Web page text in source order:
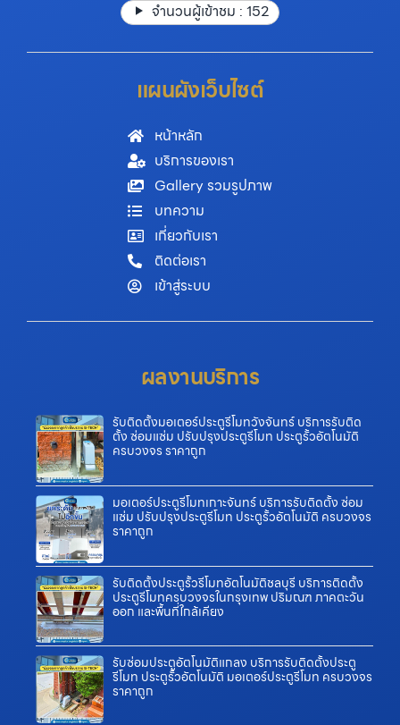
จำนวนผู้เข้าชม : 152
แผนผังเว็บไซต์
หน้าหลัก
บริการของเรา
Gallery รวมรูปภาพ
บทความ
เกี่ยวกับเรา
ติดต่อเรา
เข้าสู่ระบบ
ผลงานบริการ
รับติดตั้งมอเตอร์ประตูรีโมทวังจันทร์ บริการรับติด
ตั้ง ซ่อมแซ่ม ปรับปรุงประตูรีโมท ประตูรั้วอัตโนมัติ
ครบวงจร ราคาถูก
มอเตอร์ประตูรีโมทเกาะจันทร์ บริการรับติดตั้ง ซ่อม
แซ่ม ปรับปรุงประตูรีโมท ประตูรั้วอัตโนมัติ ครบวงจร
ราคาถูก
รับติดตั้งประตูรั้วรีโมทอัตโนมัติชลบุรี บริการติดตั้ง
ประตูรีโมทครบวงจรในกรุงเทพ ปริมณฑ ภาคตะวัน
ออก และพื้นที่ใกล้เคียง
รับซ่อมประตูอัตโนมัติแกลง บริการรับติดตั้งประตู
รีโมท ประตูรั้วอัตโนมัติ มอเตอร์ประตูรีโมท ครบวงจร
ราคาถูก